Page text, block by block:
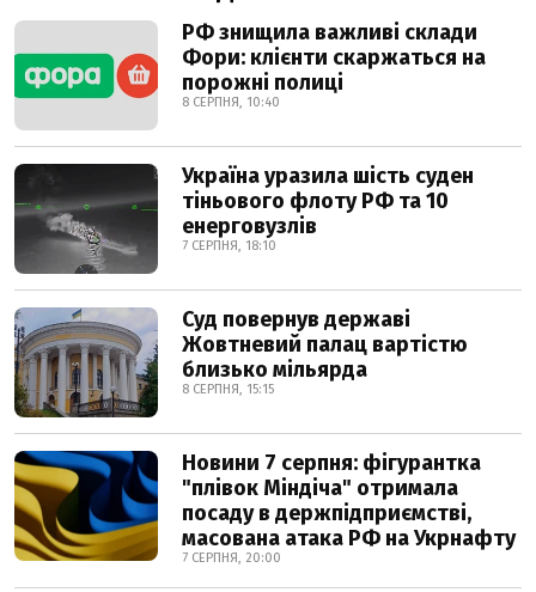
РФ знищила важливі склади
Фори: клієнти скаржаться на
порожні полиці
8 СЕРПНЯ, 10:40
Україна уразила шість суден
тіньового флоту РФ та 10
енерговузлів
7 СЕРПНЯ, 18:10
Суд повернув державі
Жовтневий палац вартістю
близько мільярда
8 СЕРПНЯ, 15:15
Новини 7 серпня: фігурантка
"плівок Міндіча" отримала
посаду в держпідприємстві,
масована атака РФ на Укрнафту
7 СЕРПНЯ, 20:00